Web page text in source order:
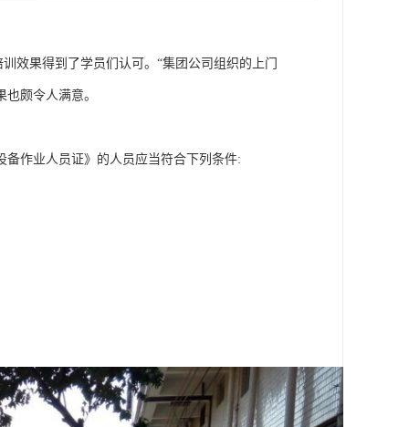
效果得到了学员们认可。“集团公司组织的上门
颇令人满意。
作业人员证》的人员应当符合下列条件: